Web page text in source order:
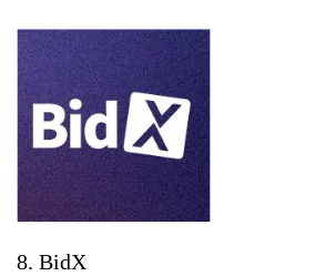
8. BidX